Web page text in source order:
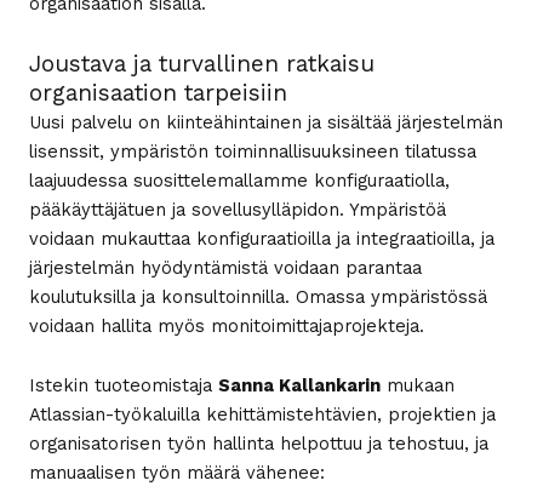
Joustava ja turvallinen ratkaisu
organisaation tarpeisiin
Uusi palvelu on kiinteähintainen ja sisältää järjestelmän
lisenssit, ympäristön toiminnallisuuksineen tilatussa
laajuudessa suosittelemallamme konfiguraatiolla,
pääkäyttäjätuen ja sovellusylläpidon. Ympäristöä
voidaan mukauttaa konfiguraatioilla ja integraatioilla, ja
järjestelmän hyödyntämistä voidaan parantaa
koulutuksilla ja konsultoinnilla. Omassa ympäristössä
voidaan hallita myös monitoimittajaprojekteja.
Istekin tuoteomistaja Sanna Kallankarin mukaan
Atlassian-työkaluilla kehittämistehtävien, projektien ja
organisatorisen työn hallinta helpottuu ja tehostuu, ja
manuaalisen työn määrä vähenee: